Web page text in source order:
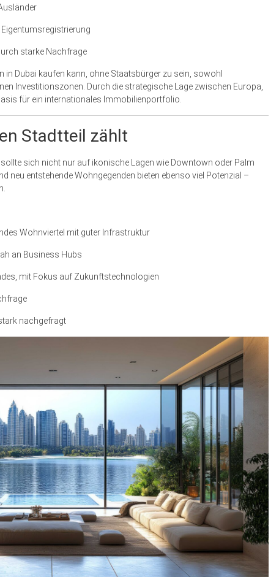
starke Nachfrage
Dubai kaufen kann, ohne Staatsbürger zu sein, sowohl
Investitionszonen. Durch die strategische Lage zwischen Europa,
für ein internationales Immobilienportfolio.
Stadtteil zählt
sich nicht nur auf ikonische Lagen wie Downtown oder Palm
neu entstehende Wohngegenden bieten ebenso viel Potenzial –
Wohnviertel mit guter Infrastruktur
an Business Hubs
mit Fokus auf Zukunftstechnologien
nachgefragt